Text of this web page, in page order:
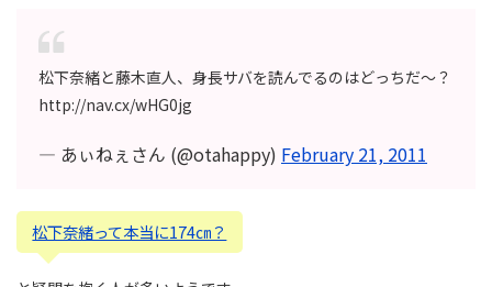
松下奈緒と藤木直人、身長サバを読んでるのはどっちだ～？
http://nav.cx/wHG0jg
— あぃねぇさん (@otahappy) February 21, 2011
松下奈緒って本当に174㎝？